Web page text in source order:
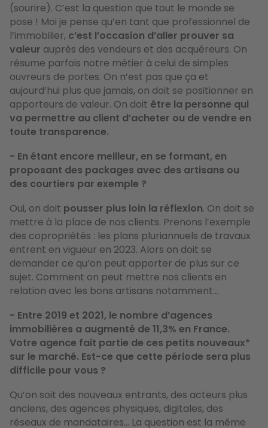
(sourire). C’est la question que tout le monde se
pose ! Moi je pense qu’en tant que professionnel de
l’immobilier, c’est l’occasion d’aller prouver sa
valeur auprès des vendeurs et des acquéreurs. On
résume parfois notre métier à celui de simples
ouvreurs de portes. On n’est pas que ça et
aujourd’hui plus que jamais, on doit se positionner en
apporteurs de valeur. On doit être la personne qui
va permettre au client d’acheter ou de vendre en
toute transparence.
- En étant encore meilleur, en se formant, en
proposant des packages avec des artisans ou
des courtiers par exemple ?
Oui, on doit pousser plus loin la réflexion. On doit se
mettre à la place de nos clients. Prenons l’exemple
des copropriétés : les plans pluriannuels de travaux
entrent en vigueur en 2023. Alors on doit se
demander ce qu’on peut apporter de plus sur ce
sujet. Comment on peut mettre nos clients en
relation avec les bons artisans notamment…
- Entre 2019 et 2021, le nombre d’agences
immobilières a augmenté de 11,3% en France.
Votre agence fait partie de ces petits nouveaux*
sur le marché. Est-ce que cette période sera plus
difficile pour vous ?
Qu’on soit des nouveaux entrants, des acteurs plus
anciens, des agences physiques, digitales, des
réseaux de mandataires… La question est la même